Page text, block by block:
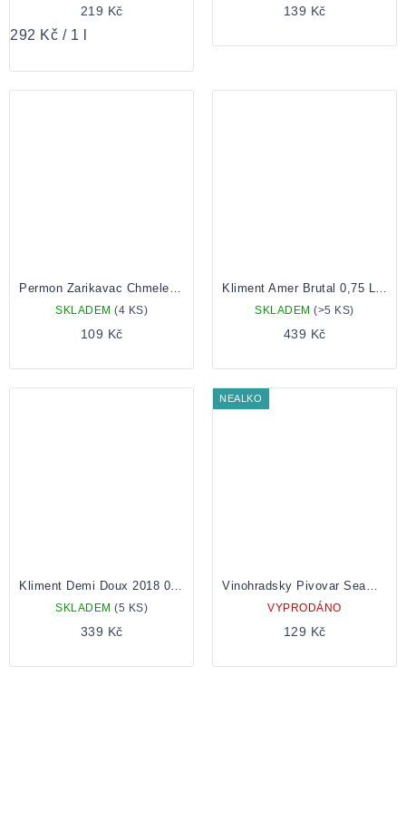
219 Kč
Měrná
292 Kč / 1 l
139 Kč
SKLADEM (4 KS)
109 Kč
SKLADEM(>5 KS)
439 Kč
SKLADEM (5 KS)
339 Kč
NEALKO
VYPRODÁNO
129 Kč